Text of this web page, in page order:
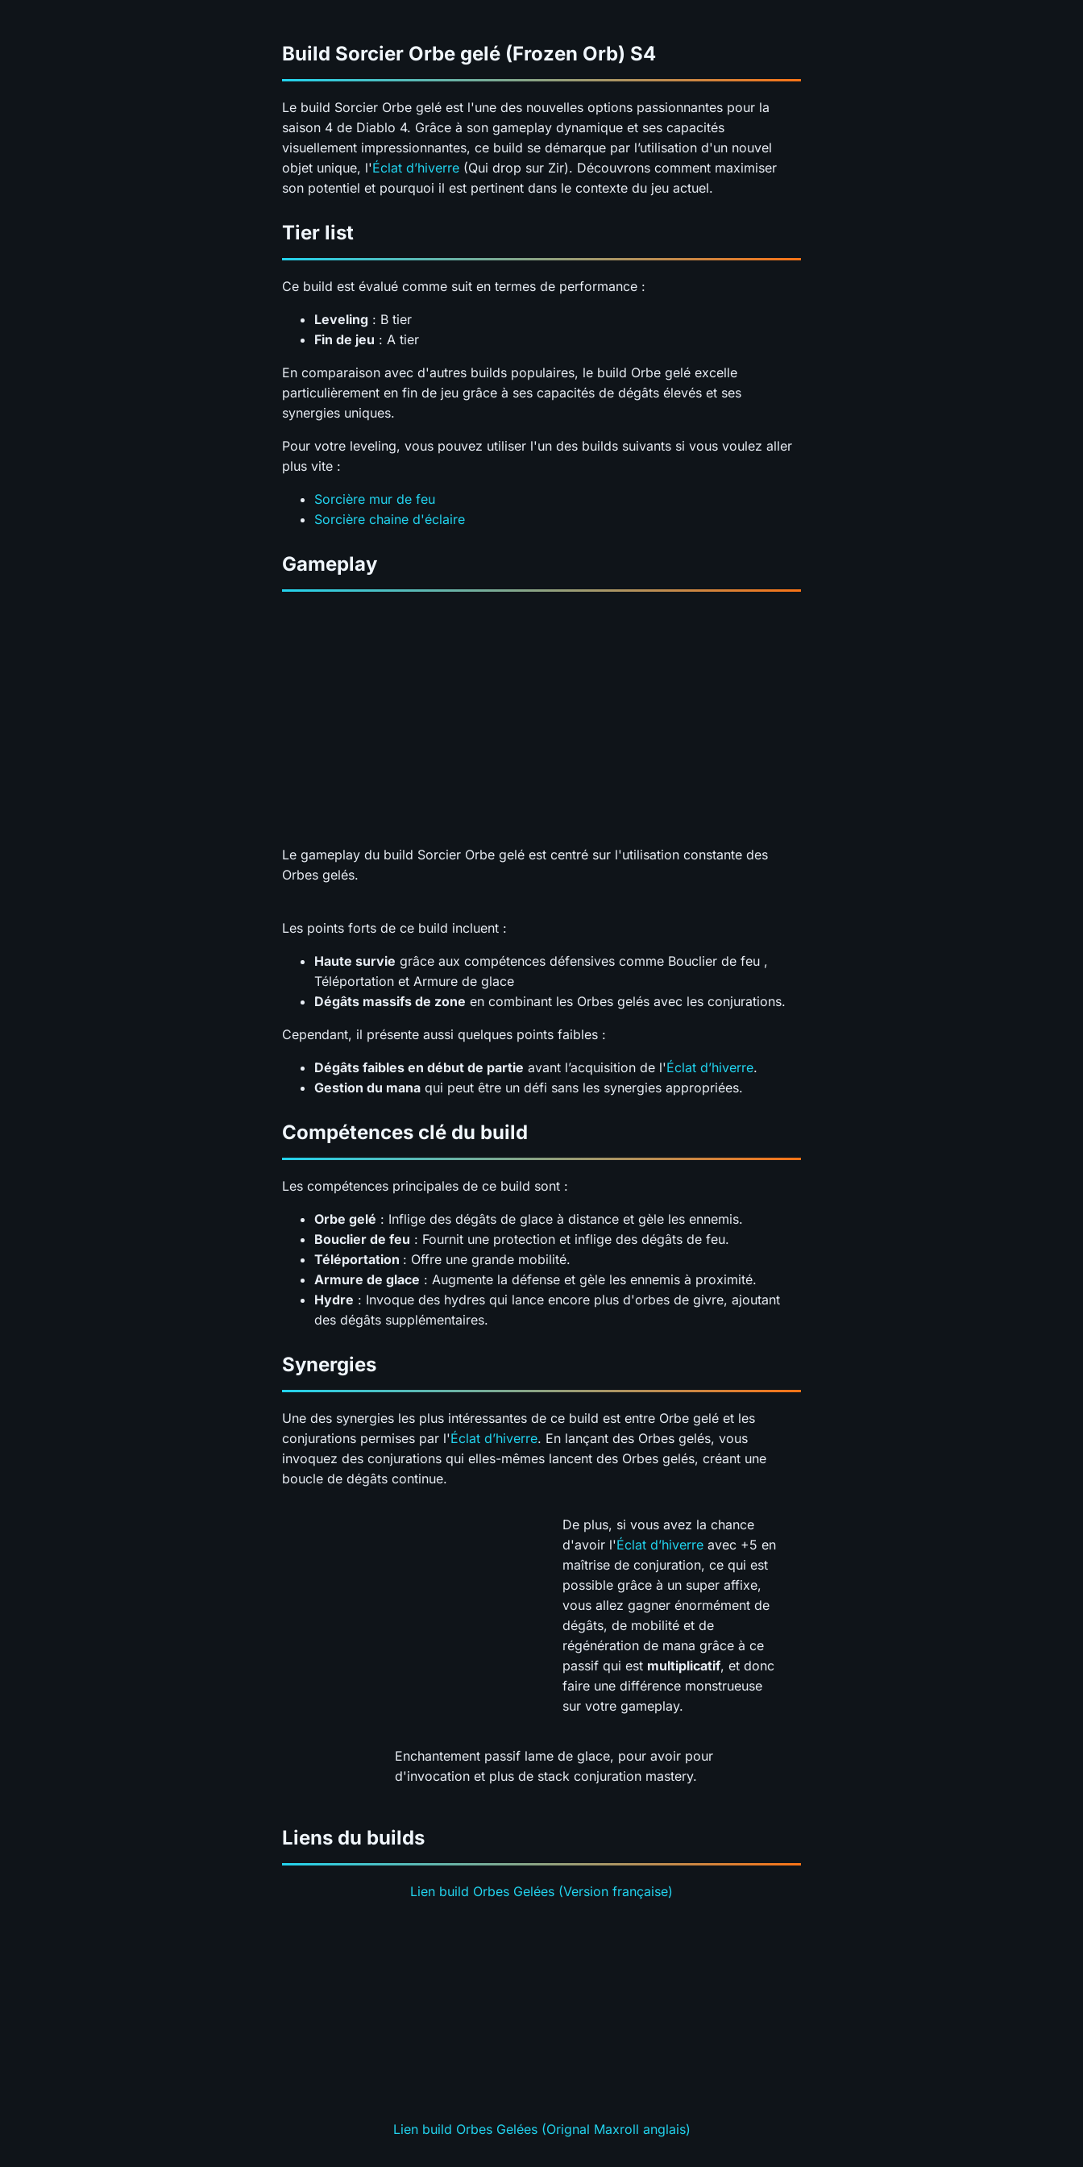
Build Sorcier Orbe gelé (Frozen Orb) S4
Le build Sorcier Orbe gelé est l'une des nouvelles options passionnantes pour la
saison 4 de Diablo 4. Grâce à son gameplay dynamique et ses capacités
visuellement impressionnantes, ce build se démarque par l’utilisation d'un nouvel
objet unique, l'Éclat d’hiverre (Qui drop sur Zir). Découvrons comment maximiser
son potentiel et pourquoi il est pertinent dans le contexte du jeu actuel.
Tier list
Ce build est évalué comme suit en termes de performance :
Leveling : B tier
Fin de jeu : A tier
En comparaison avec d'autres builds populaires, le build Orbe gelé excelle
particulièrement en fin de jeu grâce à ses capacités de dégâts élevés et ses
synergies uniques.
Pour votre leveling, vous pouvez utiliser l'un des builds suivants si vous voulez aller
plus vite :
Sorcière mur de feu
Sorcière chaine d'éclaire
Gameplay
Le gameplay du build Sorcier Orbe gelé est centré sur l'utilisation constante des
Orbes gelés.
Les points forts de ce build incluent :
Haute survie grâce aux compétences défensives comme Bouclier de feu ,
Téléportation et Armure de glace
Dégâts massifs de zone en combinant les Orbes gelés avec les conjurations.
Cependant, il présente aussi quelques points faibles :
Dégâts faibles en début de partie avant l’acquisition de l'Éclat d’hiverre.
Gestion du mana qui peut être un défi sans les synergies appropriées.
Compétences clé du build
Les compétences principales de ce build sont :
Orbe gelé : Inflige des dégâts de glace à distance et gèle les ennemis.
Bouclier de feu : Fournit une protection et inflige des dégâts de feu.
Téléportation : Offre une grande mobilité.
Armure de glace : Augmente la défense et gèle les ennemis à proximité.
Hydre : Invoque des hydres qui lance encore plus d'orbes de givre, ajoutant
des dégâts supplémentaires.
Synergies
Une des synergies les plus intéressantes de ce build est entre Orbe gelé et les
conjurations permises par l'Éclat d’hiverre. En lançant des Orbes gelés, vous
invoquez des conjurations qui elles-mêmes lancent des Orbes gelés, créant une
boucle de dégâts continue.
De plus, si vous avez la chance
d'avoir l'Éclat d’hiverreavec +5 en
maîtrise de conjuration, ce qui est
possible grâce à un super affixe,
vous allez gagner énormément de
dégâts, de mobilité et de
régénération de mana grâce à ce
passif qui est multiplicatif, et donc
faire une différence monstrueuse
sur votre gameplay.
Enchantement passif lame de glace, pour avoir pour
d'invocation et plus de stack conjuration mastery.
Liens du builds
Lien build Orbes Gelées (Version française)
Lien build Orbes Gelées (Orignal Maxroll anglais)